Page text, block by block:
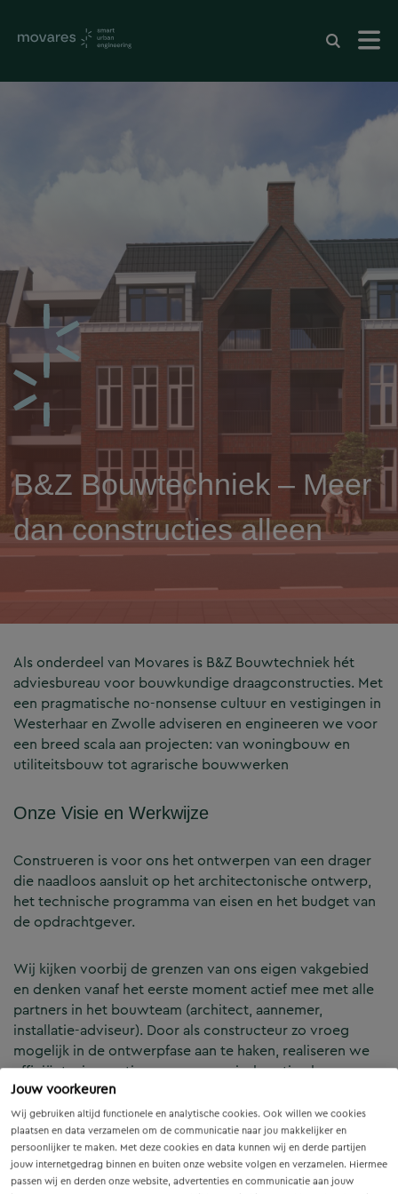
Jouw voorkeuren
Wij gebruiken altijd functionele en analytische cookies. Ook willen we cookies
plaatsen en data verzamelen om de communicatie naar jou makkelijker en
persoonlijker te maken. Met deze cookies en data kunnen wij en derde partijen
jouw internetgedrag binnen en buiten onze website volgen en verzamelen. Hiermee
passen wij en derden onze website, advertenties en communicatie aan jouw
B&Z Bouwtechniek – Meer
dan constructies alleen
Als onderdeel van Movares is B&Z Bouwtechniek hét
adviesbureau voor bouwkundige draagconstructies. Met
een pragmatische no-nonsense cultuur en vestigingen in
Westerhaar en Zwolle adviseren en engineeren we voor
een breed scala aan projecten: van woningbouw en
utiliteitsbouw tot agrarische bouwwerken
Onze Visie en Werkwijze
Construeren is voor ons het ontwerpen van een drager
die naadloos aansluit op het architectonische ontwerp,
het technische programma van eisen en het budget van
de opdrachtgever.
Wij kijken voorbij de grenzen van ons eigen vakgebied
en denken vanaf het eerste moment actief mee met alle
partners in het bouwteam (architect, aannemer,
installatie-adviseur). Door als constructeur zo vroeg
mogelijk in de ontwerpfase aan te haken, realiseren we
efficiënte, innovatieve en economisch optimale
constructies — voor zowel nieuwbouw als renovatie.
Onze Expertises en Activiteiten
B&Z Bouwtechniek verzorgt het volledige constructieve